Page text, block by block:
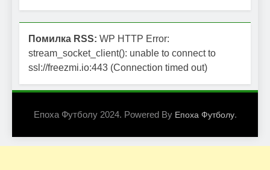
Помилка RSS: WP HTTP Error:
stream_socket_client(): unable to connect to
ssl://freezmi.io:443 (Connection timed out)
Епоха Футболу 2024. Powered By Епоха Футболу.